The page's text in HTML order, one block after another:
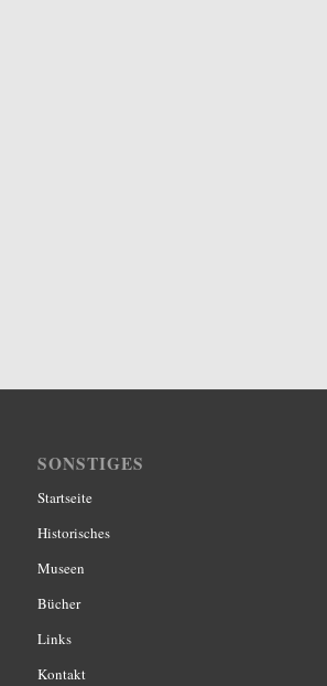
SONSTIGES
Startseite
Historisches
Museen
Bücher
Links
Kontakt